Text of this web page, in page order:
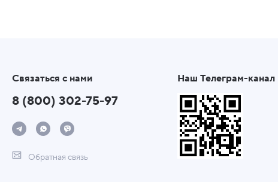
Связаться с нами
8 (800) 302-75-97
Обратная связь
Наш Телеграм-канал